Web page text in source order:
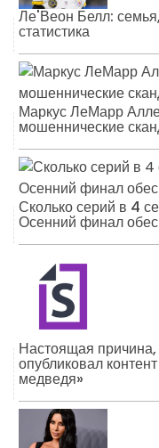
Ле'Веон Белл:
статистика
Маркус ЛеМарр
мошеннические
Сколько серий в 4
Осенний финал
Настоящая
опубликовал
медведя»